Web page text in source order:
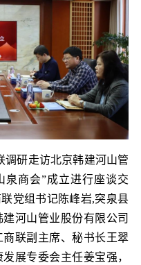
研走访北京韩建河山管
泉商会”成立进行座谈交
党组书记陈峰岩,突泉县
河山管业股份有限公司
联副主席、秘书长王翠
展专委会主任姜宝强，